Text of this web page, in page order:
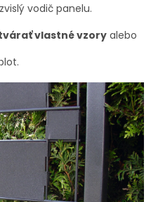
vodič panelu.
vlastné vzory alebo